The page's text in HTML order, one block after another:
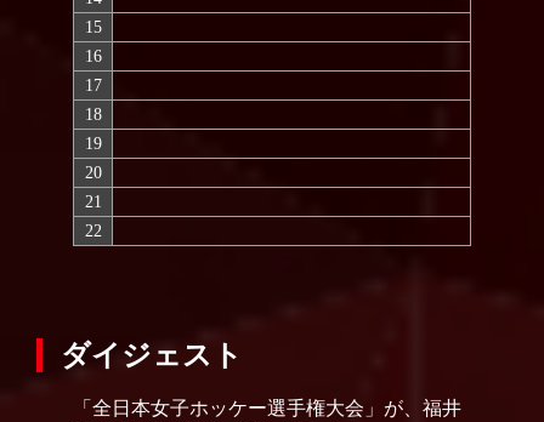
15
16
17
18
19
20
21
22
ダイジェスト
「全日本女子ホッケー選手権大会」が、福井